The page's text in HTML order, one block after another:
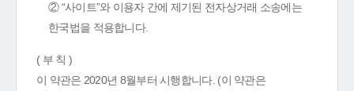
② “사이트”와 이용자 간에 제기된 전자상거래 소송에는
한국법을 적용합니다.
( 부 칙 )
이 약관은 2020년 8월부터 시행합니다. (이 약관은